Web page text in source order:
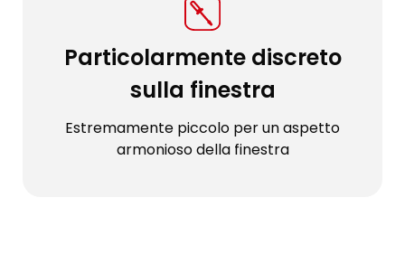
Particolarmente discreto
sulla finestra
Estremamente piccolo per un aspetto
armonioso della finestra